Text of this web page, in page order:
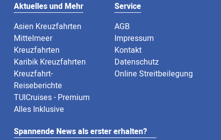
Aktuelles und Mehr
Asien Kreuzfahrten
Mittelmeer
Kreuzfahrten
Karibik Kreuzfahrten
Kreuzfahrt-
Reiseberichte
TUICruises - Premium
Alles Inklusive
Service
AGB
Impressum
Kontakt
Datenschutz
Online Streitbeilegung
Spannende News als erster erhalten?